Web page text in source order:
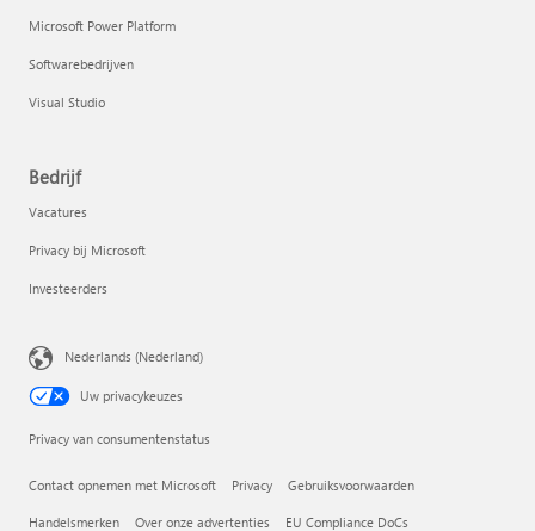
Microsoft Power Platform
Softwarebedrijven
Visual Studio
Bedrijf
Vacatures
Privacy bij Microsoft
Investeerders
Nederlands (Nederland)
Uw privacykeuzes
Privacy van consumentenstatus
Contact opnemen met Microsoft Privacy Gebruiksvoorwaarden
Handelsmerken Over onze advertenties EU Compliance DoCs